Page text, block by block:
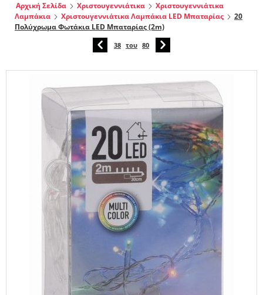
Αρχική Σελίδα Χριστουγεννιάτικα
Χριστουγεννιάτικα
Λαμπάκια
Χριστουγεννιάτικα Λαμπάκια LED Μπαταρίας
20
Πολύχρωμα Φωτάκια LED Μπαταρίας (2m)
38 του 80